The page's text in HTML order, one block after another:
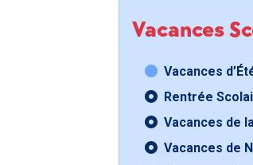
Vacances
Vacances
Rentrée
Vacances de
Vacances de